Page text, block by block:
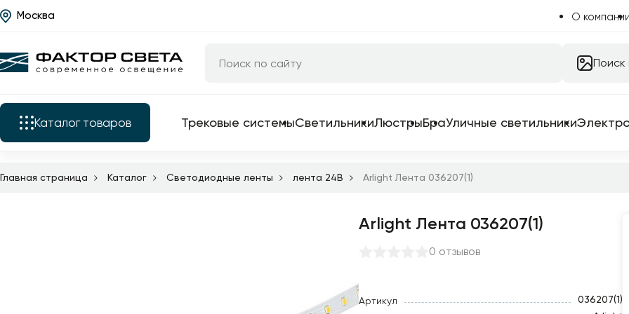
Москва О компании
Поиск
Каталог товаров
Все трековые системы
комплектующие для трековых систем
трековые системы в сборе
Трековые системыСветильникиЛюстрыБраУличные светильники
Главная страница Каталог Светодиодные ленты лента 24B Arlight Лента 036207(1)
Arlight Лента 036207(1)
0 отзывов
Артикул
036207(1)
Назад
Каталог